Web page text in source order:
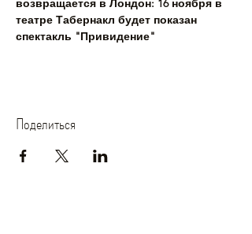
возвращается в Лондон: 16 ноября в
театре Табернакл будет показан
спектакль "Привидение"
Поделиться